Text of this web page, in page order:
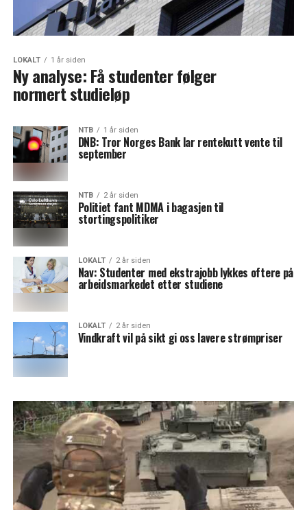
LOKALT 1 år siden
Ny analyse: Få studenter følger
normert studieløp
NTB 1 år siden
DNB: Tror Norges Bank lar rentekutt vente til
september
NTB 2 år siden
Politiet fant MDMA i bagasjen til
stortingspolitiker
LOKALT 2 år siden
Nav: Studenter med ekstrajobb lykkes oftere på
arbeidsmarkedet etter studiene
LOKALT 2 år siden
Vindkraft vil på sikt gi oss lavere strømpriser